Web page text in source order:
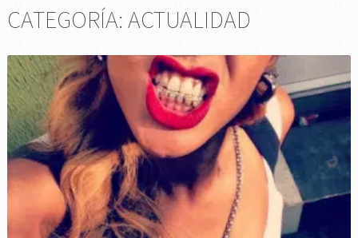
CATEGORÍA: ACTUALIDAD